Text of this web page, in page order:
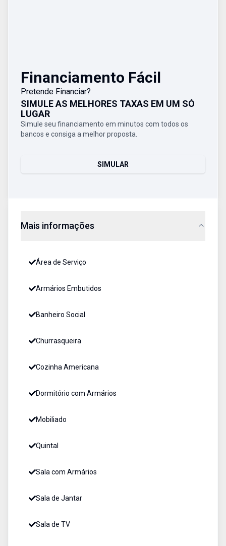
Financiamento Fácil
Pretende Financiar?
SIMULE AS MELHORES TAXAS EM UM SÓ
LUGAR
Simule seu financiamento em minutos com todos os
bancos e consiga a melhor proposta.
SIMULAR
Mais informações
Área de Serviço
Armários Embutidos
Banheiro Social
Churrasqueira
Cozinha Americana
Dormitório com Armários
Mobiliado
Quintal
Sala com Armários
Sala de Jantar
Sala de TV